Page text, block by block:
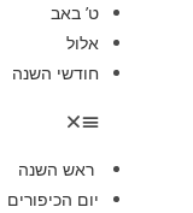
ט’ באב
אלול
חודשי השנה
ראש השנה
יום הכיפורים